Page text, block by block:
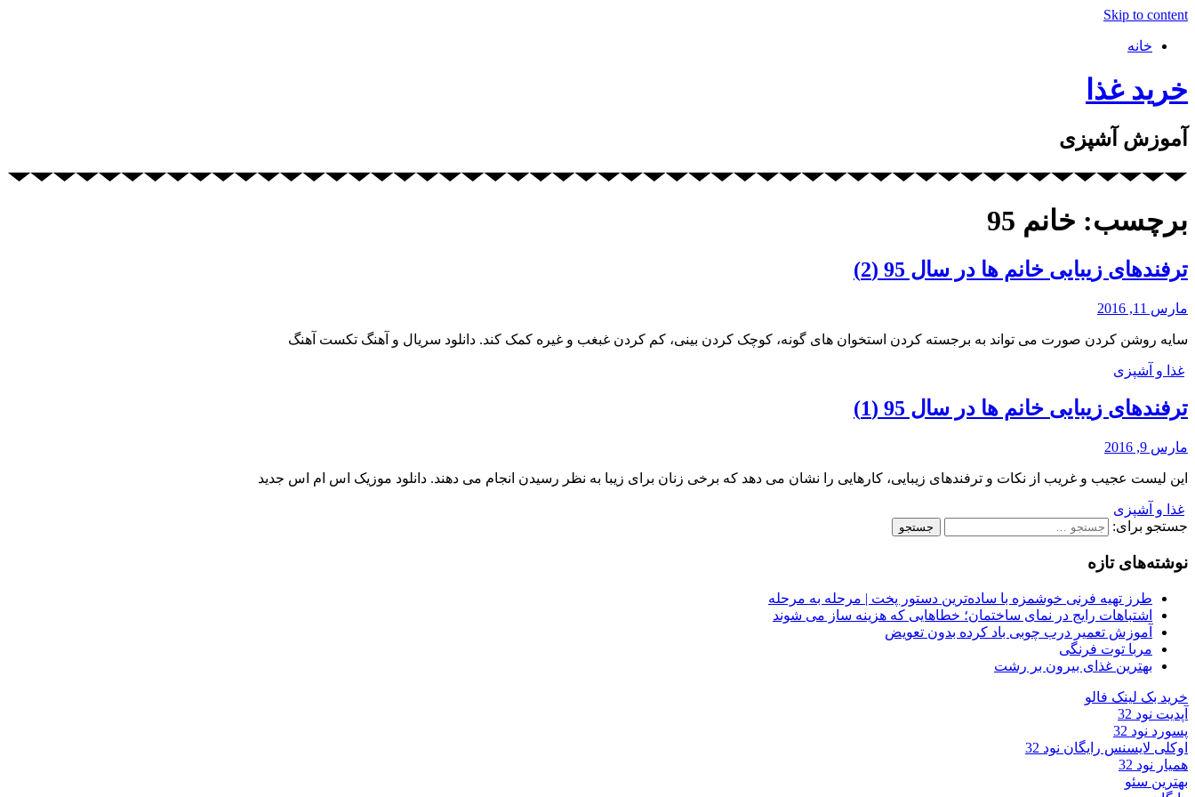
Skip to content
خانه
خرید غذا
آموزش آشپزی
برچسب: خانم 95
ترفندهای زیبایی خانم ها در سال 95 (2)
مارس 11, 2016
سایه روشن کردن صورت می تواند به برجسته کردن استخوان های گونه، کوچک کردن بینی، کم کردن غبغب و غیره کمک کند. دانلود سریال و آهنگ تکست آهنگ
غذا و آشپزی
ترفندهای زیبایی خانم ها در سال 95 (1)
مارس 9, 2016
این لیست عجیب و غریب از نکات و ترفندهای زیبایی، کارهایی را نشان می دهد که برخی زنان برای زیبا به نظر رسیدن انجام می دهند. دانلود موزیک اس ام اس جدید
غذا و آشپزی
جستجو برای:
نوشته‌های تازه
طرز تهیه فرنی خوشمزه با ساده‌ترین دستور پخت | مرحله به مرحله
اشتباهات رایج در نمای ساختمان؛ خطاهایی که هزینه ساز می شوند
آموزش تعمیر درب چوبی باد کرده بدون تعویض
مربا توت فرنگی
بهترین غذای بیرون بر رشت
خرید بک لینک فالو
آپدیت نود 32
پسورد نود 32
اوکلی لایسنس رایگان نود 32
همیار نود 32
بهترین سئو